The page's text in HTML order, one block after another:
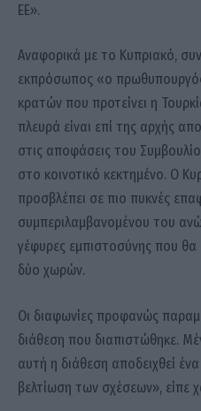
ΕΕ».
Αναφορικά με το Κυπριακό,
εκπρόσωπος «ο
κρατών που προτείνει η
πλευρά είναι επί της αρχής
στις αποφάσεις του
στο κοινοτικό κεκτημένο. Ο
προσβλέπει σε πιο πυκνές
συμπεριλαμβανομένου του
γέφυρες εμπιστοσύνης που
δύο χωρών.
Οι διαφωνίες προφανώς
διάθεση που διαπιστώθηκε.
αυτή η διάθεση αποδειχθεί
βελτίωση των σχέσεων», είπε